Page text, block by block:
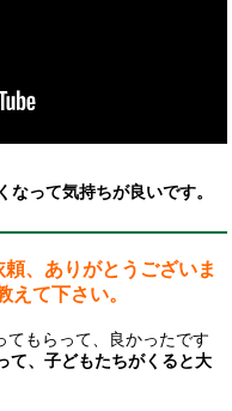
なって気持ちが良いです。
、ありがとうございま
えて下さい。
もらって、良かったです
て、子どもたちがくると大